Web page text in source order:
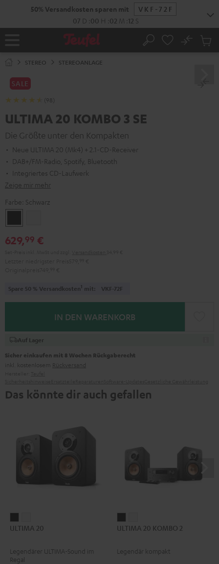
50% Versandkosten sparen mit
VKF-72F
07 D :00 H :02 M :11 S
Startseite Suche
No
STEREO STEREOANLAGE
SALE
(98)
ULTIMA 20 KOMBO 3 SE
Die Größte unter den Kompakten
Neue ULTIMA 20 (Mk4) + 2.1-CD-Receiver
DAB+/FM-Radio, Spotify, Bluetooth
Integriertes CD-Laufwerk
Zeige mir mehr
Farbe: Schwarz
629,99 €
Spare 50 % Versandkosten1 mit: VKF-72F
IN DEN WARENKORB
Auf Lager
Sicher einkaufen mit 8 Wochen Rückgaberecht
inkl. kostenlosem Rückversand
Das könnte dir auch gefallen
20 20
ULTIMA 20
Legendärer ULTIMA-Sound im
Regal
20
2
20
2
ULTIMA 20 KOMBO 2
Legendär kompakt